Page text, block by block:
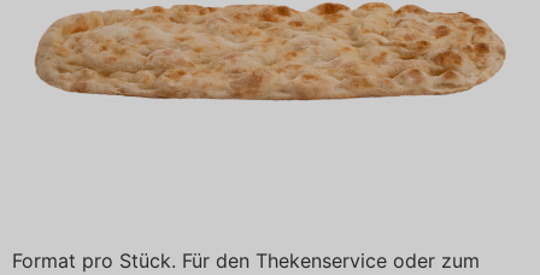
Format pro Stück. Für den Thekenservice oder zum